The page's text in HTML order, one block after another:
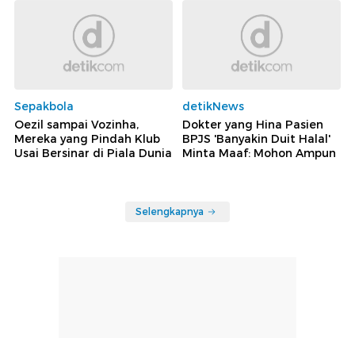
Sepakbola
Oezil sampai Vozinha,
Mereka yang Pindah Klub
Usai Bersinar di Piala Dunia
detikNews
Dokter yang Hina Pasien
BPJS 'Banyakin Duit Halal'
Minta Maaf: Mohon Ampun
Selengkapnya